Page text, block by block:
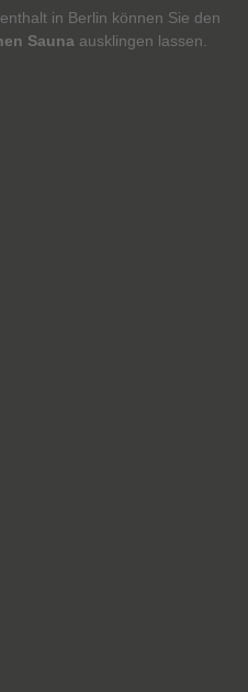
in Berlin können Sie den
Sauna ausklingen lassen.